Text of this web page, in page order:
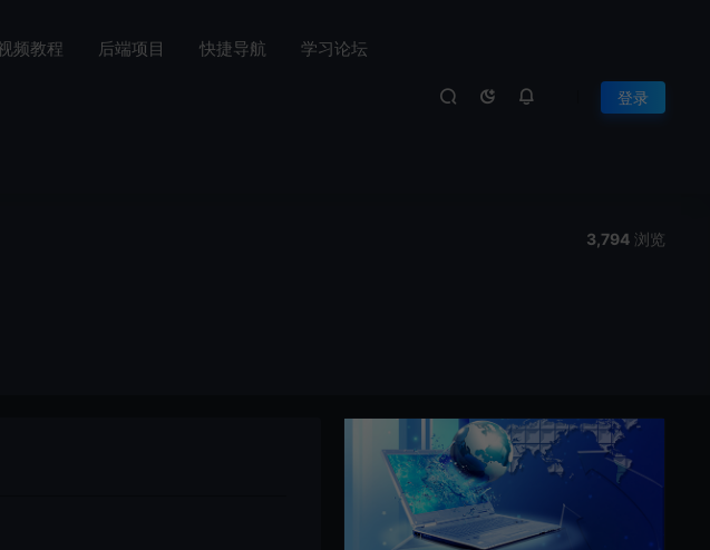
频教程 后端项目 快捷导航 学习论坛
登录
3,794 浏览